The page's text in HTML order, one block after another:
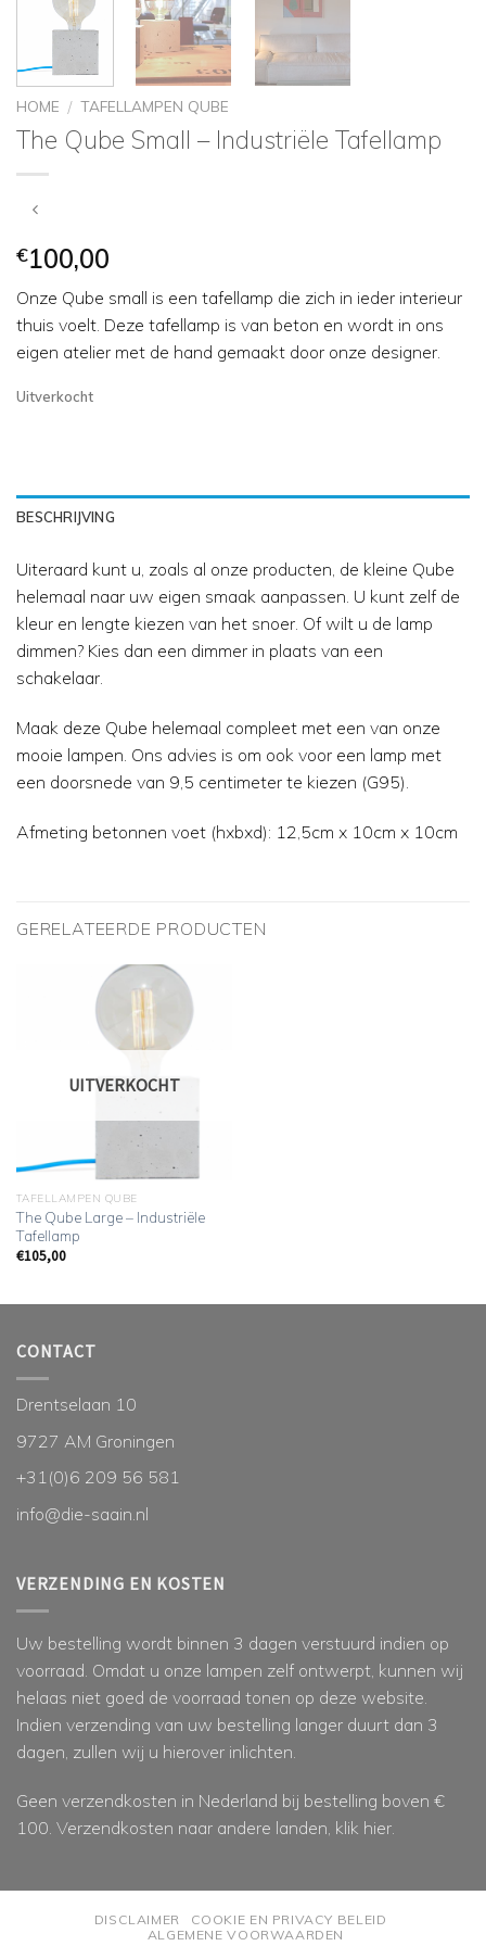
HOME / TAFELLAMPEN QUBE
The Qube Small – Industriële Tafellamp
€100,00
Onze Qube small is een tafellamp die zich in ieder interieur
thuis voelt. Deze tafellamp is van beton en wordt in ons
eigen atelier met de hand gemaakt door onze designer.
Uitverkocht
BESCHRIJVING
Uiteraard kunt u, zoals al onze producten, de kleine Qube
helemaal naar uw eigen smaak aanpassen. U kunt zelf de
kleur en lengte kiezen van het snoer. Of wilt u de lamp
dimmen? Kies dan een dimmer in plaats van een
schakelaar.
Maak deze Qube helemaal compleet met een van onze
mooie lampen. Ons advies is om ook voor een lamp met
een doorsnede van 9,5 centimeter te kiezen (G95).
Afmeting betonnen voet (hxbxd): 12,5cm x 10cm x 10cm
GERELATEERDE PRODUCTEN
UITVERKOCHT
TAFELLAMPEN QUBE
The Qube Large – Industriële
Tafellamp
€105,00
CONTACT
Drentselaan 10
9727 AM Groningen
+31(0)6 209 56 581
info@die-saain.nl
VERZENDING EN KOSTEN
Uw bestelling wordt binnen 3 dagen verstuurd indien op
voorraad. Omdat u onze lampen zelf ontwerpt, kunnen wij
helaas niet goed de voorraad tonen op deze website.
Indien verzending van uw bestelling langer duurt dan 3
dagen, zullen wij u hierover inlichten.
Geen verzendkosten in Nederland bij bestelling boven €
100. Verzendkosten naar andere landen, klik hier.
DISCLAIMER
COOKIE EN PRIVACY BELEID
ALGEMENE VOORWAARDEN